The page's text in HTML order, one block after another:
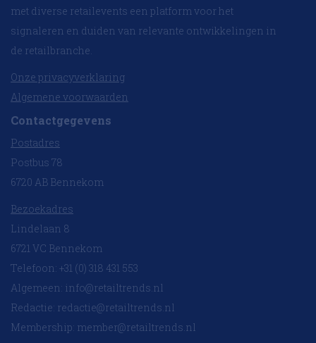
met diverse retailevents een platform voor het
signaleren en duiden van relevante ontwikkelingen in
de retailbranche.
Onze privacyverklaring
Algemene voorwaarden
Contactgegevens
Postadres
Postbus 78
6720 AB Bennekom
Bezoekadres
Lindelaan 8
6721 VC Bennekom
Telefoon: +31 (0) 318 431 553
Algemeen: info@retailtrends.nl
Redactie: redactie@retailtrends.nl
Membership: member@retailtrends.nl